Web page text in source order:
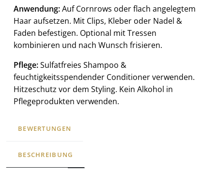
Anwendung:Auf Cornrows oder flach angelegtem
Haar aufsetzen. Mit Clips, Kleber oder Nadel &
Faden befestigen. Optional mit Tressen
kombinieren und nach Wunsch frisieren.
Pflege:Sulfatfreies Shampoo &
feuchtigkeitsspendender Conditioner verwenden.
Hitzeschutz vor dem Styling. Kein Alkohol in
Pflegeprodukten verwenden.
BEWERTUNGEN
BESCHREIBUNG